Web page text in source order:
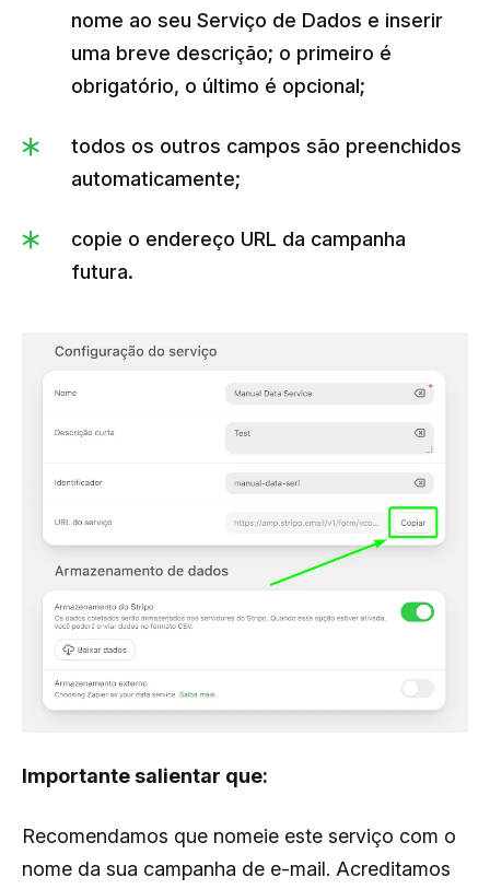
nome ao seu Serviço de Dados e inserir
uma breve descrição; o primeiro é
obrigatório, o último é opcional;
todos os outros campos são preenchidos
automaticamente;
copie o endereço URL da campanha
futura.
Importante salientar que:
Recomendamos que nomeie este serviço com o
nome da sua campanha de e-mail. Acreditamos